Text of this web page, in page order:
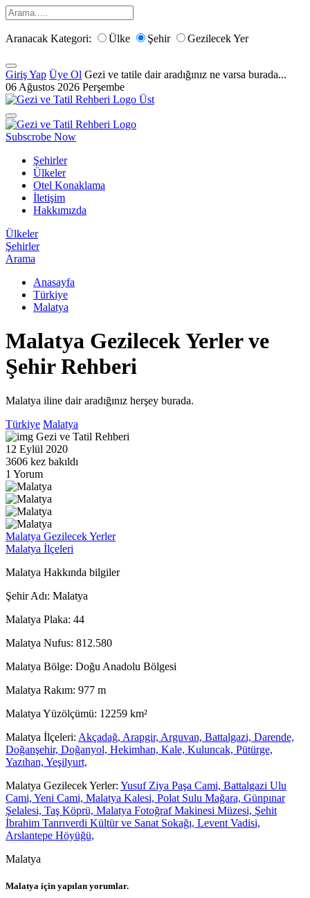
Aranacak Kategori: Ülke Şehir Gezilecek Yer
Giriş Yap Üye Ol Gezi ve tatile dair aradığınız ne varsa burada...
06 Ağustos 2026 Perşembe
Subscrobe Now
Şehirler
Ülkeler
Otel Konaklama
İletişim
Hakkımızda
Ülkeler
Şehirler
Arama
Anasayfa
Türkiye
Malatya
Malatya Gezilecek Yerler ve
Şehir Rehberi
Malatya iline dair aradığınız herşey burada.
Türkiye Malatya
Gezi ve Tatil Rehberi
12 Eylül 2020
3606 kez bakıldı
1 Yorum
Malatya Gezilecek Yerler
Malatya İlçeleri
Malatya Hakkında bilgiler
Şehir Adı: Malatya
Malatya Plaka: 44
Malatya Nufus: 812.580
Malatya Bölge: Doğu Anadolu Bölgesi
Malatya Rakım: 977 m
Malatya Yüzölçümü: 12259 km²
Malatya İlçeleri: Akçadağ, Arapgir, Arguvan, Battalgazi, Darende,
Doğanşehir, Doğanyol, Hekimhan, Kale, Kuluncak, Pütürge,
Yazıhan, Yeşilyurt,
Malatya Gezilecek Yerler: Yusuf Ziya Paşa Cami, Battalgazi Ulu
Cami, Yeni Cami, Malatya Kalesi, Polat Sulu Mağara, Günpınar
Şelalesi, Taş Köprü, Malatya Fotoğraf Makinesi Müzesi, Şehit
İbrahim Tanrıverdi Kültür ve Sanat Sokağı, Levent Vadisi,
Arslantepe Höyüğü,
Malatya
Malatya için yapılan yorumlar.